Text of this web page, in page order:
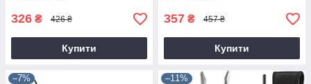
326 ₴ 426 ₴
Купити
357 ₴ 457 ₴
Купити
–7% –11%